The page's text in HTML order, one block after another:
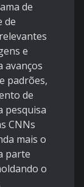
de
de
e
avanços
padrões,
de
pesquisa
CNNs
mais o
parte
o